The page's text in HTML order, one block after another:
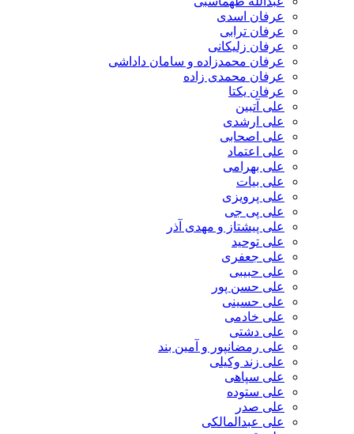
عرفان اسدی
عرفان ترابی
عرفان زلیکانی
عرفان محمدزاده و سامان داداشی
عرفان محمدی زاده
عرفان یکتا
علی آتبین
علی ارشدی
علی اصحابی
علی اعتماد
علی بهرامی
علی بیات
علی پرویزی
علی پی جی
علی پیشتاز و مهدی آذر
علی توحید
علی جعفری
علی حبیبی
علی حسن پور
علی حسینی
علی خادمی
علی دشتی
علی رمضانپور و آمین بند
علی زند وکیلی
علی سپاهی
علی ستوده
علی صدر
علی عبدالمالکی